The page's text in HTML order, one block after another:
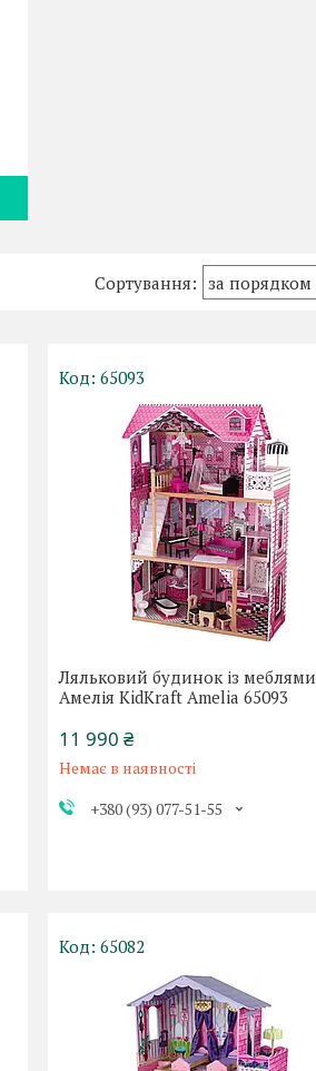
65093
Ляльковий будинок із меблями
Амелія KidKraft Amelia 65093
11 990 ₴
Немає в наявності
+380 (93) 077-51-55
65082